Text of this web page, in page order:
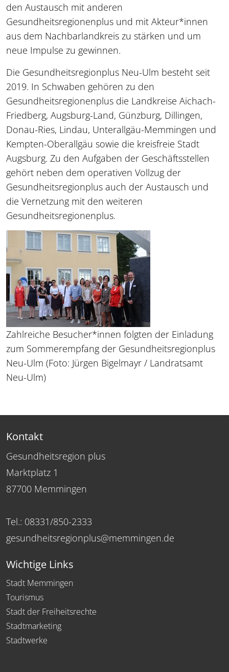
den Austausch mit anderen
Gesundheitsregionenplus und mit Akteur*innen
aus dem Nachbarlandkreis zu stärken und um
neue Impulse zu gewinnen.
Die Gesundheitsregionplus Neu-Ulm besteht seit
2019. In Schwaben gehören zu den
Gesundheitsregionenplus die Landkreise Aichach-​
Friedberg, Augsburg-​Land, Günzburg, Dillingen,
Donau-​Ries, Lindau, Unterallgäu-Memmingen und
Kempten-Oberallgäu sowie die kreisfreie Stadt
Augsburg. Zu den Aufgaben der Geschäftsstellen
gehört neben dem operativen Vollzug der
Gesundheitsregionplus auch der Austausch und
die Vernetzung mit den weiteren
Gesundheitsregionenplus.
Zahlreiche Besucher*innen folgten der Einladung
zum Sommerempfang der Gesundheitsregionplus
Neu-Ulm (Foto: Jürgen Bigelmayr / Landratsamt
Neu-​Ulm)
Kontakt
Gesundheitsregion plus
Marktplatz 1
87700 Memmingen
Tel.: 08331/850-2333
gesundheitsregionplus@memmingen.de
Wichtige Links
Stadt Memmingen
Tourismus
Stadt der Freiheitsrechte
Stadtmarketing
Stadtwerke